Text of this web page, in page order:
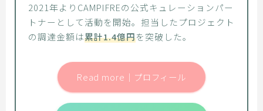
2021年よりCAMPIFREの公式キュレーションパー
トナーとして活動を開始。担当したプロジェクト
の調達金額は累計1.4億円を突破した。
Read more｜プロフィール